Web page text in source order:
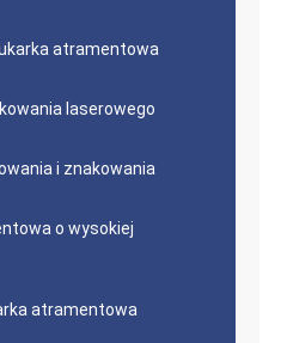
atramentowa
laserowego
i znakowania
o wysokiej
atramentowa